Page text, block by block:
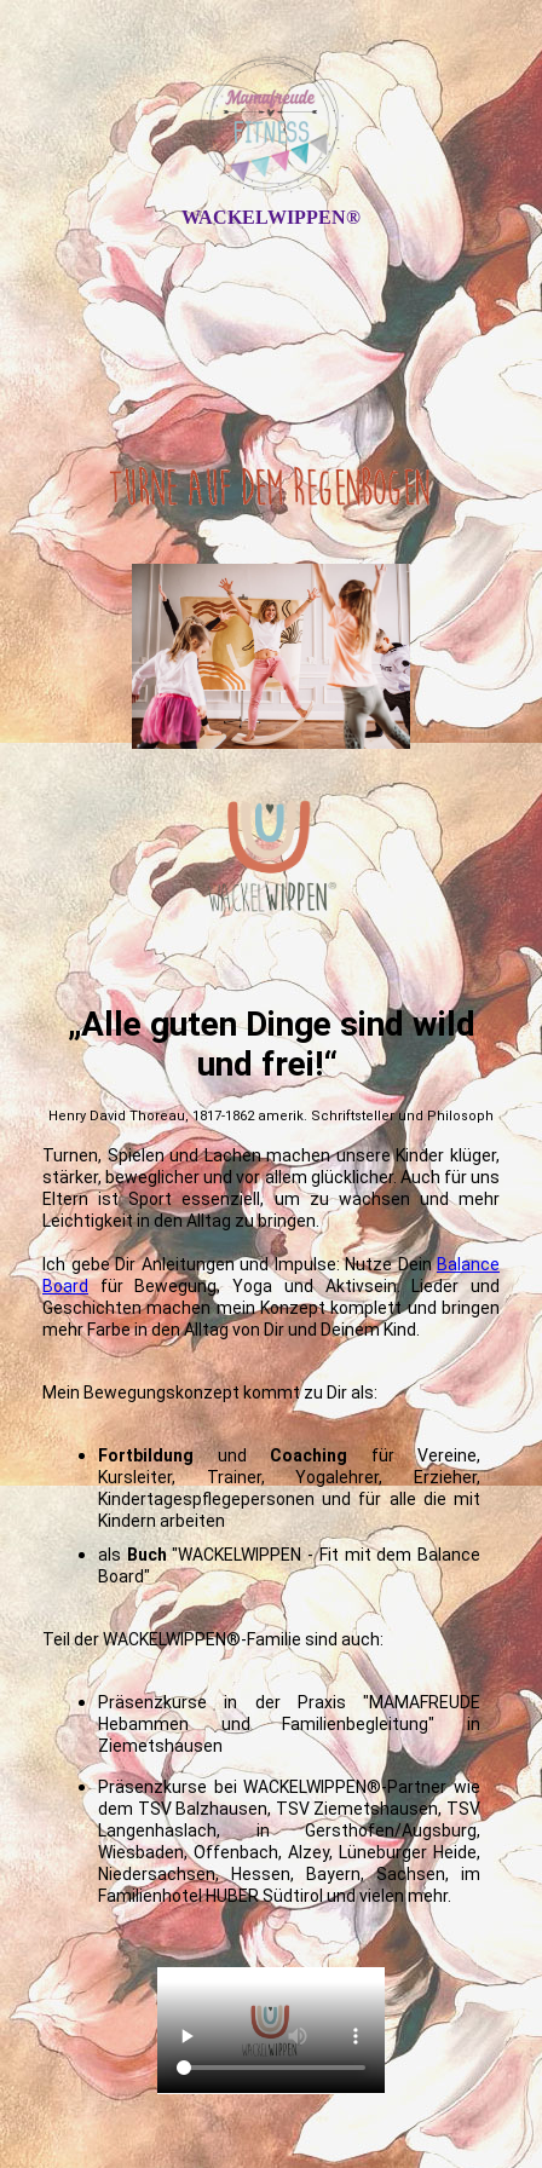
WACKELWIPPEN®
„Alle guten Dinge sind wild
und frei!“
Henry David Thoreau, 1817-1862 amerik. Schriftsteller und Philosoph
Turnen, Spielen und Lachen machen unsere Kinder klüger,
stärker, beweglicher und vor allem glücklicher. Auch für uns
Eltern ist Sport essenziell, um zu wachsen und mehr
Leichtigkeit in den Alltag zu bringen.
Ich gebe Dir Anleitungen und Impulse: Nutze DeinBalance
Boardfür Bewegung, Yoga und Aktivsein. Lieder und
Geschichten machen mein Konzept komplett und bringen
mehr Farbe in den Alltag von Dir und Deinem Kind.
Mein Bewegungskonzept kommt zu Dir als:
Fortbildung undCoaching für Vereine,
Kursleiter, Trainer, Yogalehrer, Erzieher,
Kindertagespflegepersonen und für alle die mit
Kindern arbeiten
alsBuch"WACKELWIPPEN - Fit mit dem Balance
Board"
Teil der WACKELWIPPEN®-Familie sind auch:
Präsenzkurse in der Praxis "MAMAFREUDE
Hebammen und Familienbegleitung" in
Ziemetshausen
Präsenzkurse bei WACKELWIPPEN®-Partner wie
dem TSV Balzhausen, TSV Ziemetshausen, TSV
Langenhaslach, in Gersthofen/Augsburg,
Wiesbaden, Offenbach, Alzey, Lüneburger Heide,
Niedersachsen, Hessen, Bayern, Sachsen, im
Familienhotel HUBER Südtirol und vielen mehr.